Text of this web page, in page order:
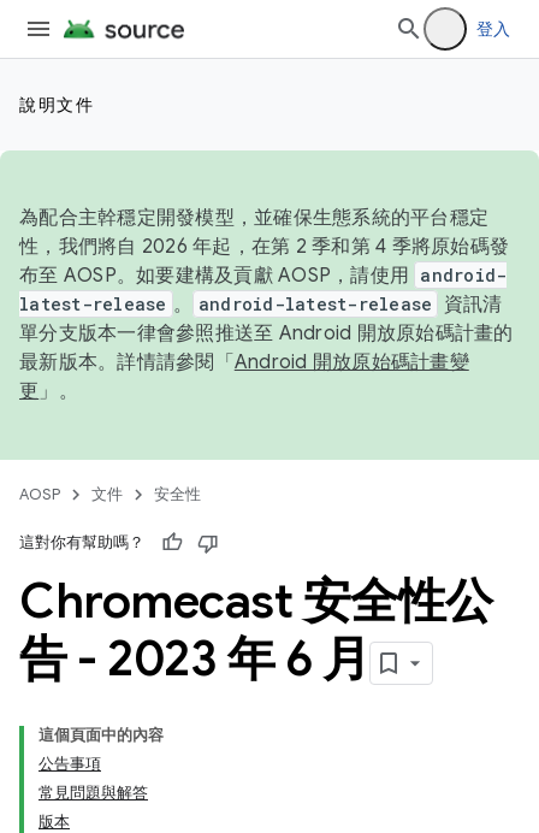
登入
說明文件
為配合主幹穩定開發模型，並確保生態系統的平台穩定
性，我們將自 2026 年起，在第 2 季和第 4 季將原始碼發
布至 AOSP。如要建構及貢獻 AOSP，請使用 android-
latest-release 。 android-latest-release
資訊清
單分支版本一律會參照推送至 Android 開放原始碼計畫的
最新版本。詳情請參閱「 Android 開放原始碼計畫變
更 」。
AOSP 文件 安全性
這對你有幫助嗎？
Chromecast 安全性公
告 - 2023 年 6 月
這個頁面中的內容
公告事項
常見問題與解答
版本